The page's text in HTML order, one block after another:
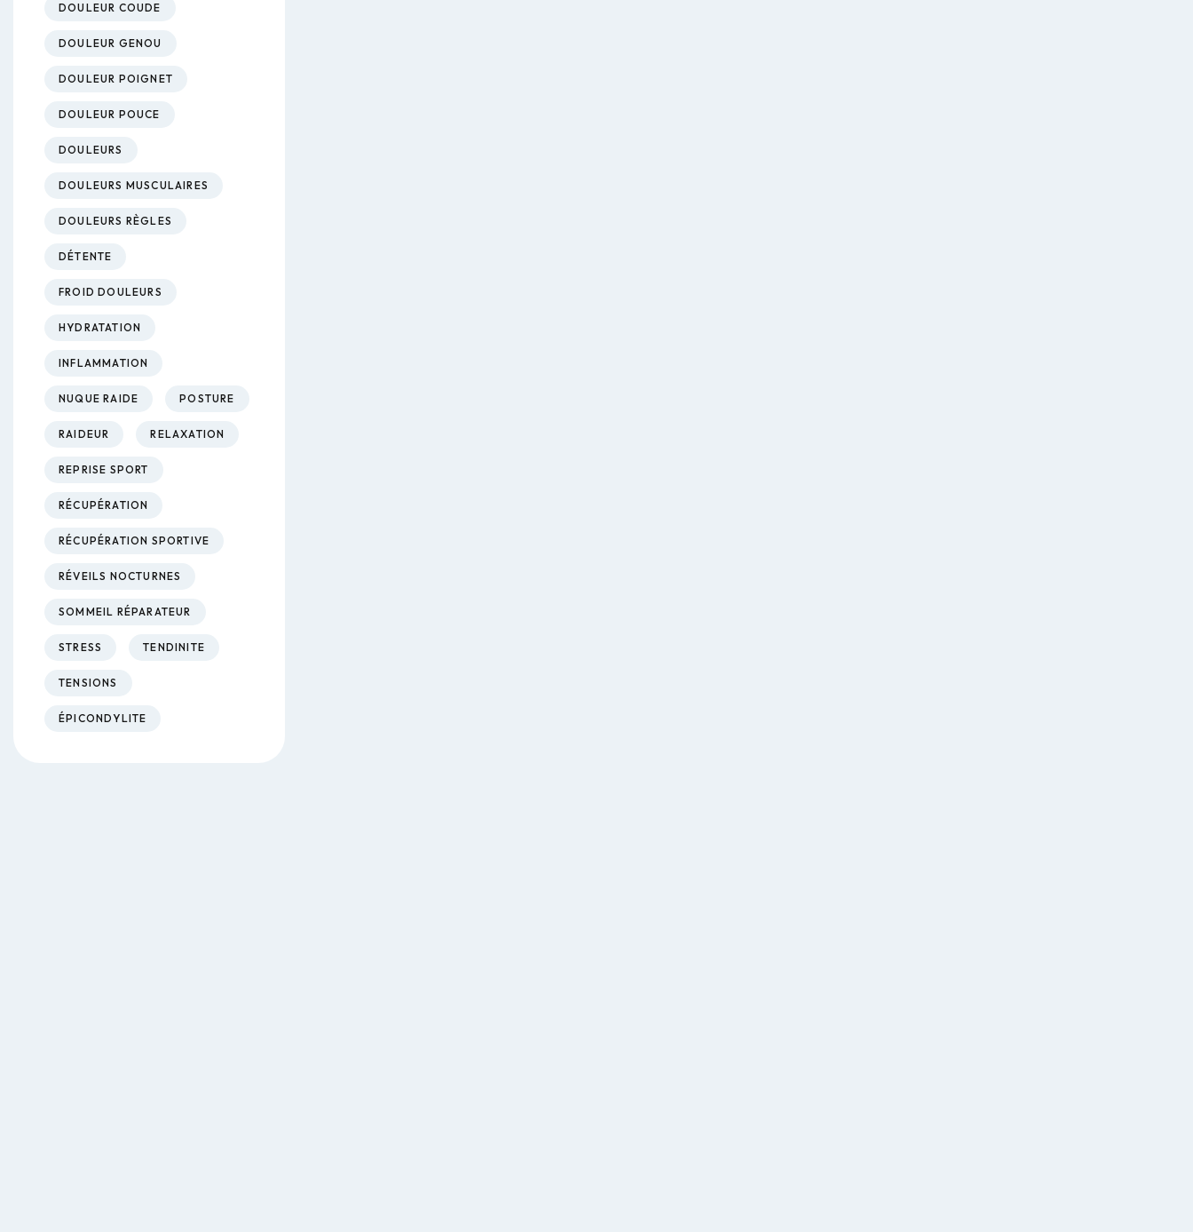
DOULEUR COUDE
DOULEUR GENOU
DOULEUR POIGNET
DOULEUR POUCE
DOULEURS
DOULEURS MUSCULAIRES
DOULEURS RÈGLES
DÉTENTE
FROID DOULEURS
HYDRATATION
INFLAMMATION
NUQUE RAIDE POSTURE
RAIDEUR RELAXATION
REPRISE SPORT
RÉCUPÉRATION
RÉCUPÉRATION SPORTIVE
RÉVEILS NOCTURNES
SOMMEIL RÉPARATEUR
STRESS TENDINITE
TENSIONS
ÉPICONDYLITE